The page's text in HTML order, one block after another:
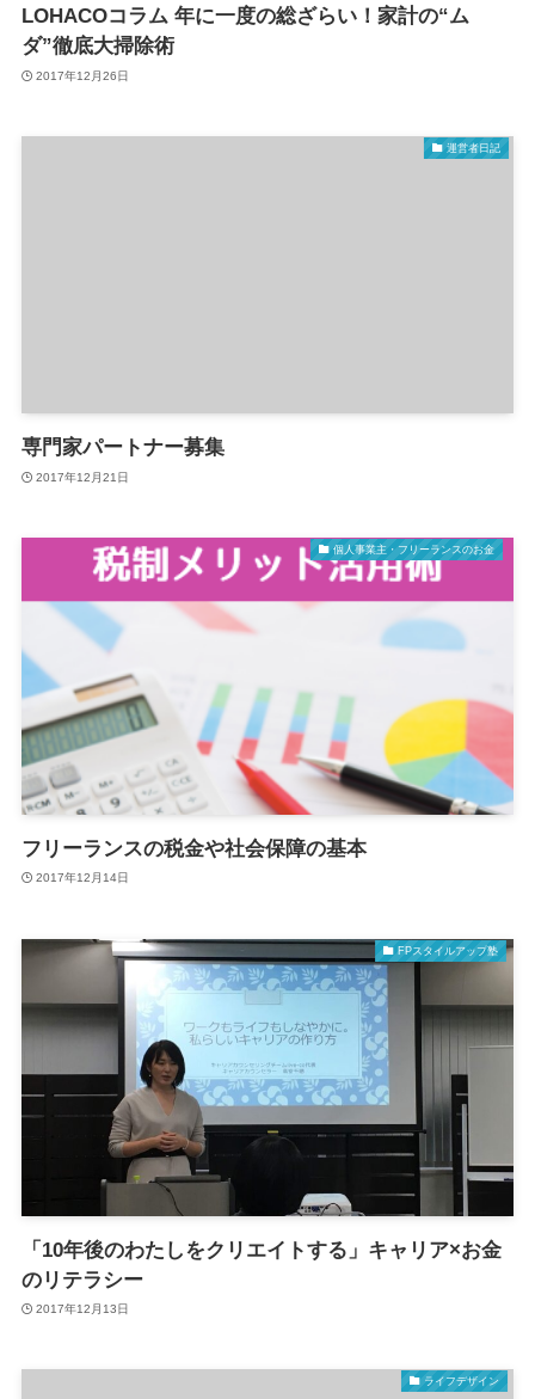
LOHACOコラム 年に一度の総ざらい！家計の“ム
ダ”徹底大掃除術
2017年12月26日
運営者日記
専門家パートナー募集
2017年12月21日
個人事業主・フリーランスのお金
フリーランスの税金や社会保障の基本
2017年12月14日
FPスタイルアップ塾
「10年後のわたしをクリエイトする」キャリア×お金
のリテラシー
2017年12月13日
ライフデザイン